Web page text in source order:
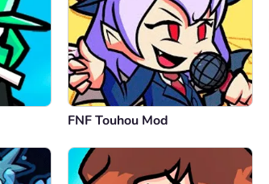
FNF Touhou Mod